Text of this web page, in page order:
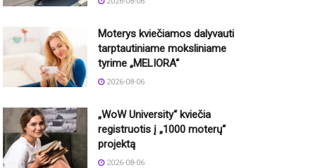
Moterys kviečiamos dalyvauti
tarptautiniame moksliniame
tyrime „MELIORA“
2026-08-06
„WoW University“ kviečia
registruotis į „1000 moterų“
projektą
2026-08-06